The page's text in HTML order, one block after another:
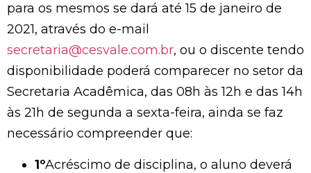
para os mesmos se dará até 15 de janeiro de
2021, através do e-mail
secretaria@cesvale.com.br, ou o discente tendo
disponibilidade poderá comparecer no setor da
Secretaria Acadêmica, das 08h às 12h e das 14h
às 21h de segunda a sexta-feira, ainda se faz
necessário compreender que:
1ºAcréscimo de disciplina, o aluno deverá